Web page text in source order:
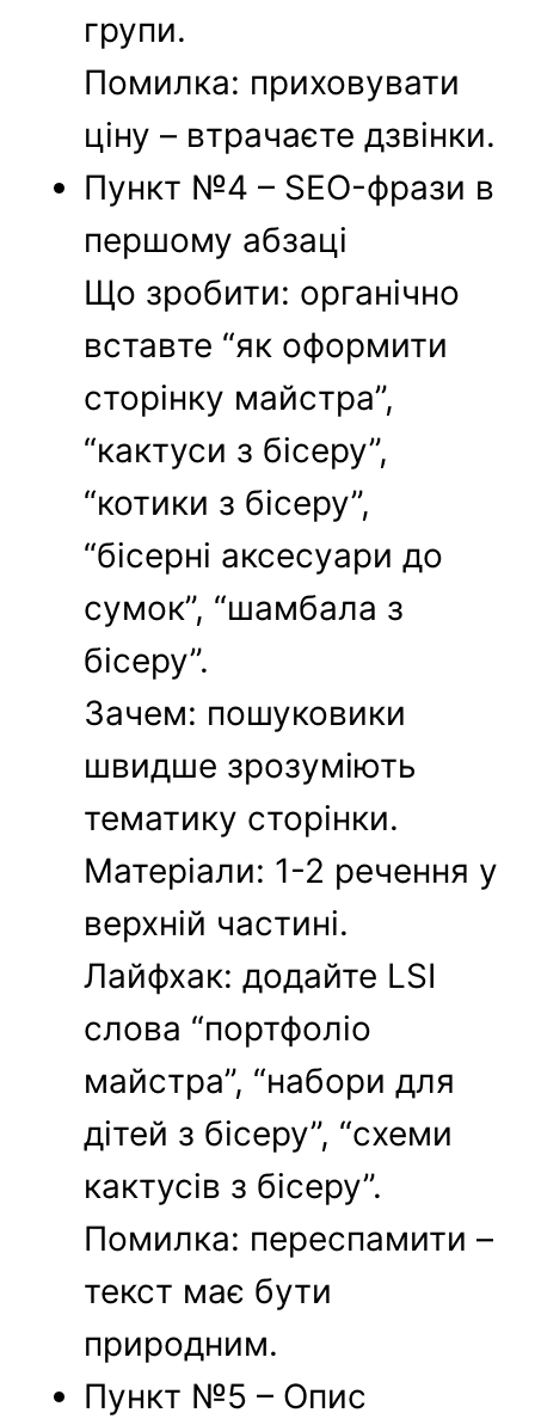
групи.
Помилка: приховувати
ціну – втрачаєте дзвінки.
Пункт №4 – SEO-фрази в
першому абзаці
Що зробити: органічно
вставте “як оформити
сторінку майстра”,
“кактуси з бісеру”,
“котики з бісеру”,
“бісерні аксесуари до
сумок”, “шамбала з
бісеру”.
Зачем: пошуковики
швидше зрозуміють
тематику сторінки.
Матеріали: 1-2 речення у
верхній частині.
Лайфхак: додайте LSI
слова “портфоліо
майстра”, “набори для
дітей з бісеру”, “схеми
кактусів з бісеру”.
Помилка: переспамити –
текст має бути
природним.
Пункт №5 – Опис